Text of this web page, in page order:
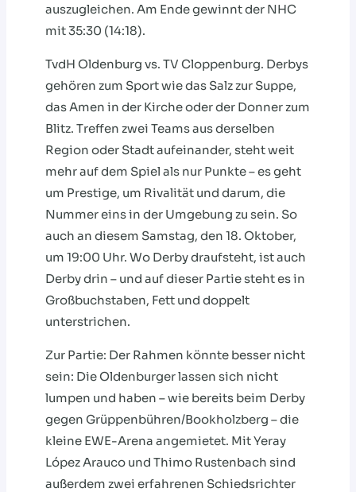
auszugleichen. Am Ende gewinnt der NHC
mit 35:30 (14:18).
TvdH Oldenburg vs. TV Cloppenburg. Derbys
gehören zum Sport wie das Salz zur Suppe,
das Amen in der Kirche oder der Donner zum
Blitz. Treffen zwei Teams aus derselben
Region oder Stadt aufeinander, steht weit
mehr auf dem Spiel als nur Punkte – es geht
um Prestige, um Rivalität und darum, die
Nummer eins in der Umgebung zu sein. So
auch an diesem Samstag, den 18. Oktober,
um 19:00 Uhr. Wo Derby draufsteht, ist auch
Derby drin – und auf dieser Partie steht es in
Großbuchstaben, Fett und doppelt
unterstrichen.
Zur Partie: Der Rahmen könnte besser nicht
sein: Die Oldenburger lassen sich nicht
lumpen und haben – wie bereits beim Derby
gegen Grüppenbühren/Bookholzberg – die
kleine EWE-Arena angemietet. Mit Yeray
López Arauco und Thimo Rustenbach sind
außerdem zwei erfahrenen Schiedsrichter